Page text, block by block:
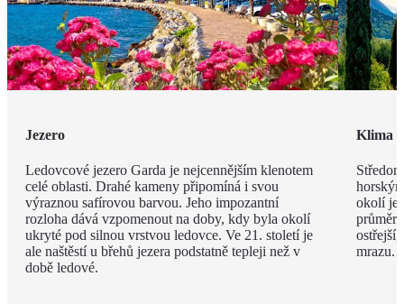
Jezero
Ledovcové jezero Garda je nejcennějším klenotem
celé oblasti. Drahé kameny připomíná i svou
výraznou safírovou barvou. Jeho impozantní
rozloha dává vzpomenout na doby, kdy byla okolí
ukryté pod silnou vrstvou ledovce. Ve 21. století je
ale naštěstí u břehů jezera podstatně tepleji než v
době ledové.
Klima
okolí
mrazu.